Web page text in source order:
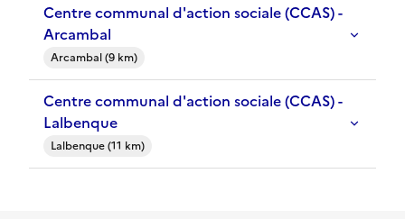
Centre communal d'action sociale (CCAS) -
Arcambal
Arcambal (9 km)
Centre communal d'action sociale (CCAS) -
Lalbenque
Lalbenque (11 km)